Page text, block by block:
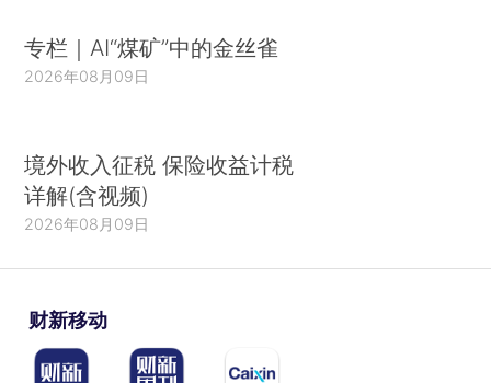
专栏｜AI“煤矿”中的金丝雀
2026年08月09日
境外收入征税 保险收益计税
详解(含视频)
2026年08月09日
财新移动